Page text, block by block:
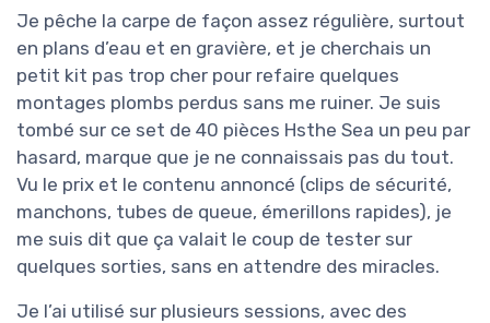
Je pêche la carpe de façon assez régulière, surtout
en plans d’eau et en gravière, et je cherchais un
petit kit pas trop cher pour refaire quelques
montages plombs perdus sans me ruiner. Je suis
tombé sur ce set de 40 pièces Hsthe Sea un peu par
hasard, marque que je ne connaissais pas du tout.
Vu le prix et le contenu annoncé (clips de sécurité,
manchons, tubes de queue, émerillons rapides), je
me suis dit que ça valait le coup de tester sur
quelques sorties, sans en attendre des miracles.
Je l’ai utilisé sur plusieurs sessions, avec des